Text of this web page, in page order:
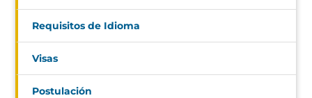
Requisitos de Idioma
Visas
Postulación